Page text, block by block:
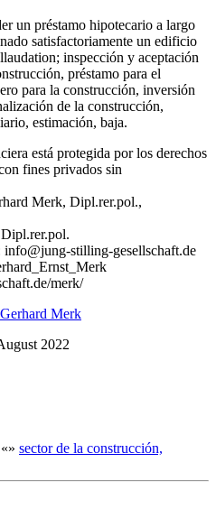
un préstamo hipotecario a largo
satisfactoriamente un edificio
inspección y aceptación
préstamo para el
para la construcción, inversión
de la construcción,
estimación, baja.
está protegida por los derechos
fines privados sin
Merk, Dipl.rer.pol.,
stilling-gesellschaft.de
merk/
Merk
2022
«» sector de la construcción,